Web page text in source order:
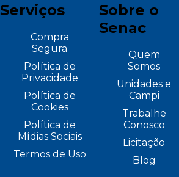
Serviços
Compra
Segura
Política de
Privacidade
Política de
Cookies
Política de
Mídias Sociais
Termos de Uso
Sobre o
Senac
Quem
Somos
Unidades e
Campi
Trabalhe
Conosco
Licitação
Blog